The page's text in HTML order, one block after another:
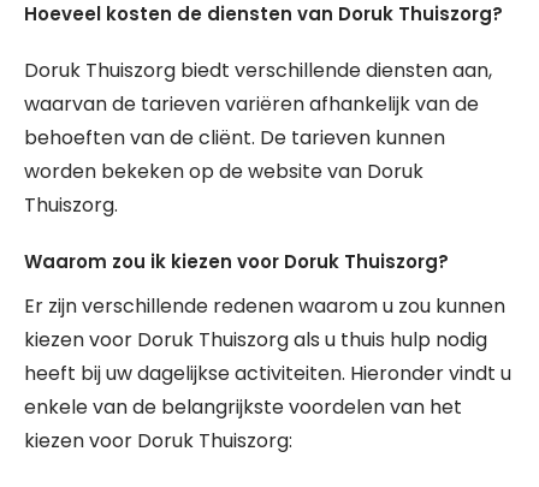
Hoeveel kosten de diensten van Doruk Thuiszorg?
Doruk Thuiszorg biedt verschillende diensten aan,
waarvan de tarieven variëren afhankelijk van de
behoeften van de cliënt. De tarieven kunnen
worden bekeken op de website van Doruk
Thuiszorg.
Waarom zou ik kiezen voor Doruk Thuiszorg?
Er zijn verschillende redenen waarom u zou kunnen
kiezen voor Doruk Thuiszorg als u thuis hulp nodig
heeft bij uw dagelijkse activiteiten. Hieronder vindt u
enkele van de belangrijkste voordelen van het
kiezen voor Doruk Thuiszorg: